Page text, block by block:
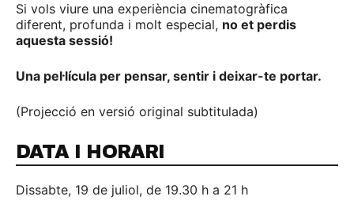
Si vols viure una experiència cinematogràfica
diferent, profunda i molt especial, no et perdis
aquesta sessió!
Una pel·lícula per pensar, sentir i deixar-te portar.
(Projecció en versió original subtitulada)
DATA I HORARI
Dissabte, 19 de juliol, de 19.30 h a 21 h